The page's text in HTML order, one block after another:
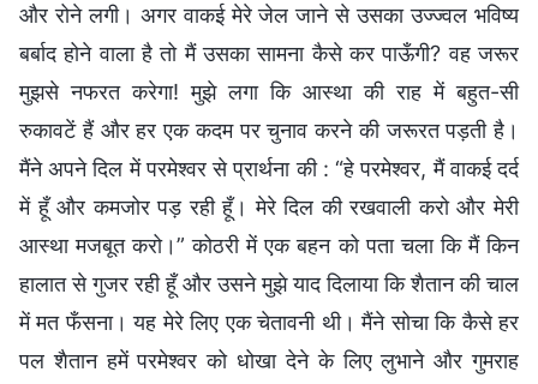
और रोने लगी। अगर वाकई मेरे जेल जाने से उसका उज्ज्वल भविष्य
बर्बाद होने वाला है तो मैं उसका सामना कैसे कर पाऊँगी? वह जरूर
मुझसे नफरत करेगा! मुझे लगा कि आस्था की राह में बहुत-सी
रुकावटें हैं और हर एक कदम पर चुनाव करने की जरूरत पड़ती है।
मैंने अपने दिल में परमेश्वर से प्रार्थना की : “हे परमेश्वर, मैं वाकई दर्द
में हूँ और कमजोर पड़ रही हूँ। मेरे दिल की रखवाली करो और मेरी
आस्था मजबूत करो।” कोठरी में एक बहन को पता चला कि मैं किन
हालात से गुजर रही हूँ और उसने मुझे याद दिलाया कि शैतान की चाल
में मत फँसना। यह मेरे लिए एक चेतावनी थी। मैंने सोचा कि कैसे हर
पल शैतान हमें परमेश्वर को धोखा देने के लिए लुभाने और गुमराह